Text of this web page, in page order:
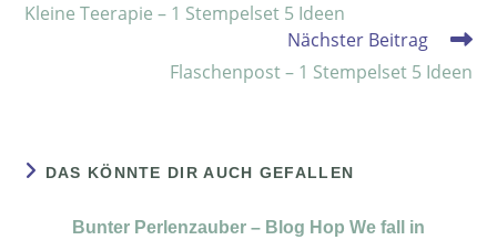
Kleine Teerapie – 1 Stempelset 5 Ideen
Nächster Beitrag
Flaschenpost – 1 Stempelset 5 Ideen
DAS KÖNNTE DIR AUCH GEFALLEN
Bunter Perlenzauber – Blog Hop We fall in